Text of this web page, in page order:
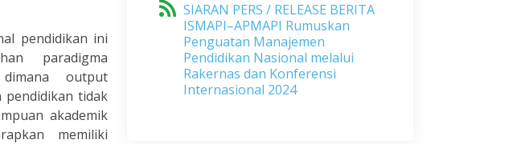
pendidikan ini
paradigma
output
pendidikan tidak
akademik
memiliki
SIARAN PERS / RELEASE BERITA
ISMAPI–APMAPI Rumuskan
Penguatan Manajemen
Pendidikan Nasional melalui
Rakernas dan Konferensi
Internasional 2024